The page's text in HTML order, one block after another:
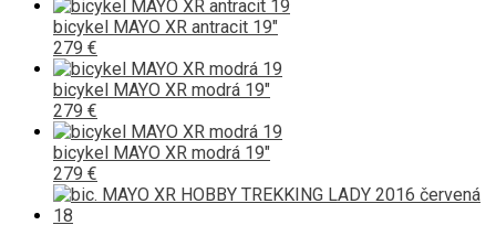
bicykel MAYO XR antracit 19"
279 €
bicykel MAYO XR modrá 19"
279 €
bicykel MAYO XR modrá 19"
279 €